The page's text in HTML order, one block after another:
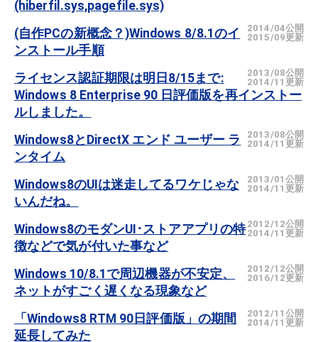
(hiberfil.sys,pagefile.sys)
2014/04公開
2015/09更新
(自作PCの新概念？)Windows 8/8.1のイ
ンストール手順
2013/08公開
2014/11更新
ライセンス認証期限は明日8/15まで:
Windows 8 Enterprise 90 日評価版を再インストー
ルしました。
2013/08公開
2014/11更新
Windows8とDirectX エンド ユーザー ラ
ンタイム
2013/01公開
2014/11更新
Windows8のUIは迷走してるワケじゃな
いんだね。
2012/12公開
2014/11更新
Windows8のモダンUI･ストアアプリの特
徴などで気が付いた事など
2012/12公開
2016/12更新
Windows 10/8.1で周辺機器が不安定、
ネットがすごく遅くなる現象など
2012/11公開
2014/11更新
「Windows8 RTM 90日評価版」の期間
延長してみた